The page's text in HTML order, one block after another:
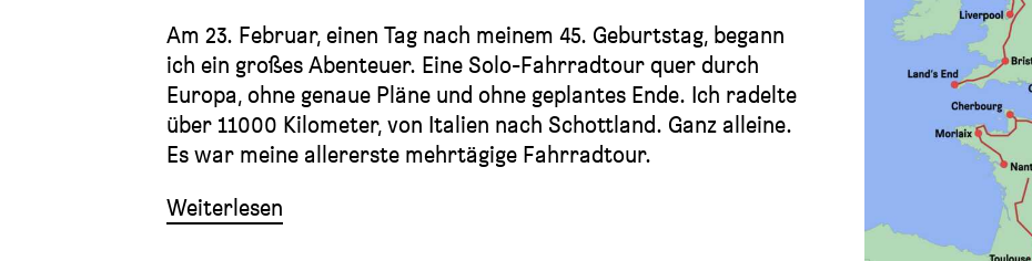
Am 23. Februar, einen Tag nach meinem 45. Geburtstag, begann
ich ein großes Abenteuer. Eine Solo-Fahrradtour quer durch
Europa, ohne genaue Pläne und ohne geplantes Ende. Ich radelte
über 11000 Kilometer, von Italien nach Schottland. Ganz alleine.
Es war meine allererste mehrtägige Fahrradtour.
Weiterlesen